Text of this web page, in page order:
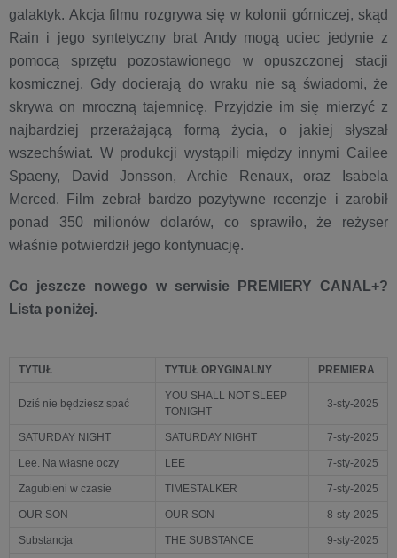
galaktyk. Akcja filmu rozgrywa się w kolonii górniczej, skąd
Rain i jego syntetyczny brat Andy mogą uciec jedynie z
pomocą sprzętu pozostawionego w opuszczonej stacji
kosmicznej. Gdy docierają do wraku nie są świadomi, że
skrywa on mroczną tajemnicę. Przyjdzie im się mierzyć z
najbardziej przerażającą formą życia, o jakiej słyszał
wszechświat. W produkcji wystąpili między innymi Cailee
Spaeny, David Jonsson, Archie Renaux, oraz Isabela
Merced. Film zebrał bardzo pozytywne recenzje i zarobił
ponad 350 milionów dolarów, co sprawiło, że reżyser
właśnie potwierdził jego kontynuację.
Co jeszcze nowego w serwisie PREMIERY CANAL+?
Lista poniżej.
TYTUŁ TYTUŁ ORYGINALNY PREMIERA
Dziś nie będziesz spać
YOU SHALL NOT SLEEP
TONIGHT
3-sty-2025
SATURDAY NIGHT SATURDAY NIGHT 7-sty-2025
Lee. Na własne oczy LEE 7-sty-2025
Zagubieni w czasie TIMESTALKER 7-sty-2025
OUR SON OUR SON 8-sty-2025
Substancja THE SUBSTANCE 9-sty-2025